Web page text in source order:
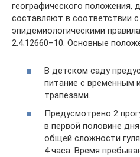
географического положения,
составляют в соответствии
эпидемиологическими
2.4.12660–10. Основные
В детском саду
питание с временным
трапезами.
Предусмотрено 2
в первой половине
общей сложности
4 часа. Время